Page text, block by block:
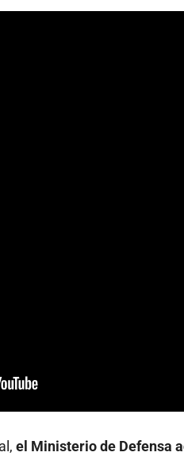
el Ministerio de Defensa